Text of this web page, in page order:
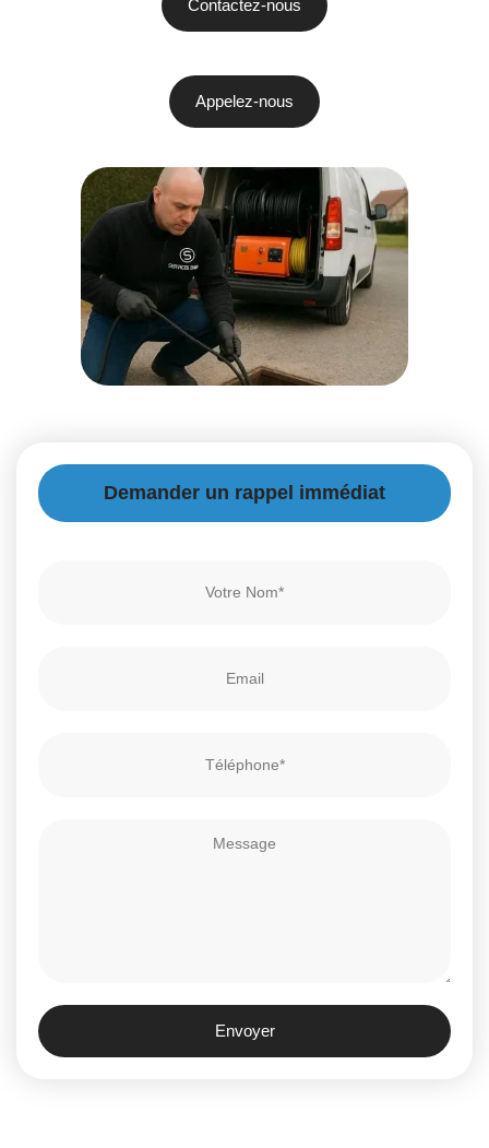
Contactez-nous
Appelez-nous
Demander un rappel immédiat
Envoyer